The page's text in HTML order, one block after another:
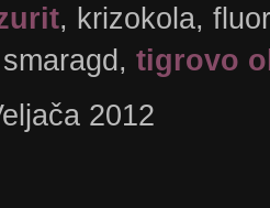
, krizokola,
tigrovo
2012